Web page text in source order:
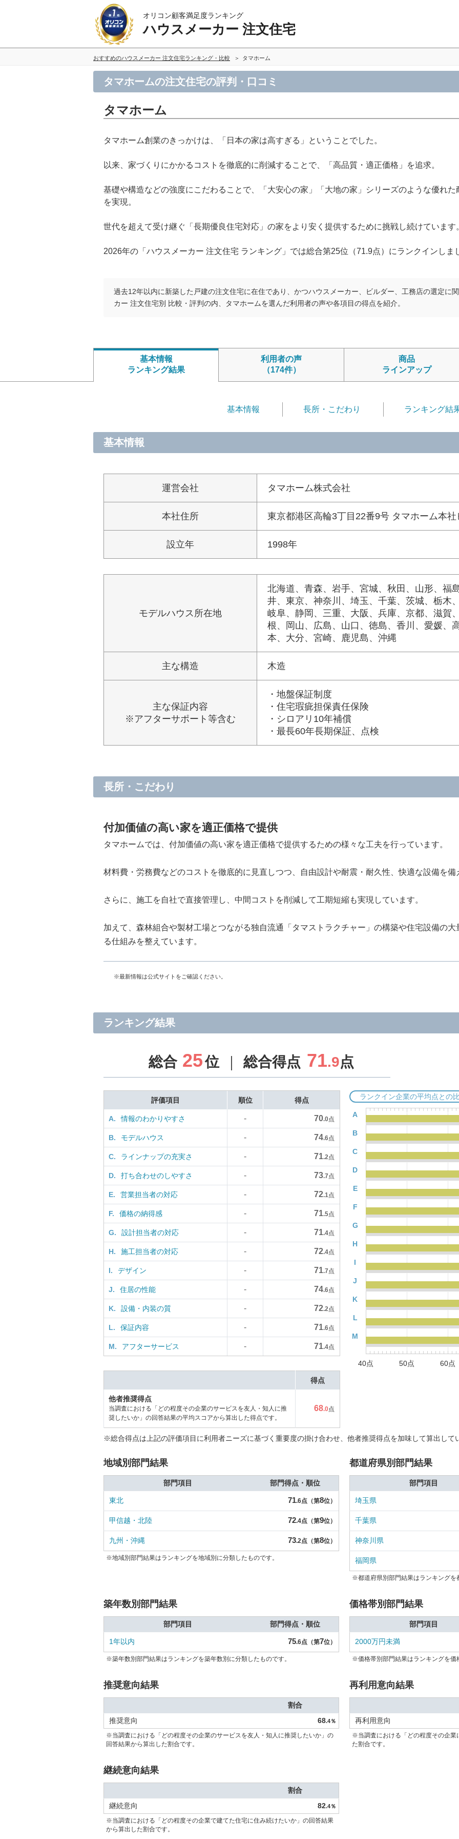
オリコン顧客満足度ランキング
ハウスメーカー 注文住宅
おすすめのハウスメーカー 注文住宅ランキング・比較 タマホーム
タマホームの注文住宅の評判・口コミ
タマホーム
タマホーム創業のきっかけは、「日本の家は高すぎる」ということでした。
以来、家づくりにかかるコストを徹底的に削減することで、「高品質・適正価格」を追求。
基礎や構造などの強度にこだわることで、「大安心の家」「大地の家」シリーズのような優れた
を実現。
世代を超えて受け継ぐ「長期優良住宅対応」の家をより安く提供するために挑戦し続けています
2026年の「ハウスメーカー 注文住宅 ランキング」では総合第25位（71.9点）にランクインしま
過去12年以内に新築した戸建の注文住宅に在住であり、かつハウスメーカー、ビルダー、工務店の選定に
カー 注文住宅別 比較・評判の内、タマホームを選んだ利用者の声や各項目の得点を紹介。
基本情報
ランキング結果
利用者の声
（174件）
商品
ラインアップ
基本情報 長所・こだわり ランキング結
基本情報
運営会社 タマホーム株式会社
本社住所 東京都港区高輪3丁目22番9号 タマホーム本社
設立年 1998年
モデルハウス所在地
北海道、青森、岩手、宮城、秋田、山形、福
井、東京、神奈川、埼玉、千葉、茨城、栃木
岐阜、静岡、三重、大阪、兵庫、京都、滋賀
根、岡山、広島、山口、徳島、香川、愛媛、
本、大分、宮崎、鹿児島、沖縄
主な構造 木造
主な保証内容
※アフターサポート等含む
・地盤保証制度
・住宅瑕疵担保責任保険
・シロアリ10年補償
・最長60年長期保証、点検
長所・こだわり
付加価値の高い家を適正価格で提供
タマホームでは、付加価値の高い家を適正価格で提供するための様々な工夫を行っています。
材料費・労務費などのコストを徹底的に見直しつつ、自由設計や耐震・耐久性、快適な設備を備
さらに、施工を自社で直接管理し、中間コストを削減して工期短縮も実現しています。
加えて、森林組合や製材工場とつながる独自流通「タマストラクチャー」の構築や住宅設備の大
る仕組みを整えています。
※最新情報は公式サイトをご確認ください。
ランキング結果
総合 25位 総合得点 71.9点
評価項目 順位 得点
A. 情報のわかりやすさ - 70.0点
B. モデルハウス - 74.6点
C. ラインナップの充実さ - 71.2点
D. 打ち合わせのしやすさ - 73.7点
E. 営業担当者の対応 - 72.1点
F. 価格の納得感 - 71.5点
G. 設計担当者の対応 - 71.4点
H. 施工担当者の対応 - 72.4点
I. デザイン - 71.7点
J. 住居の性能 - 74.6点
K. 設備・内装の質 - 72.2点
L. 保証内容 - 71.6点
M. アフターサービス - 71.4点
ランクイン企業の平均点との
A
B
C
D
E
F
G
H
I
J
K
L
M
40点 50点 60点
得点
他者推奨得点
当調査における「どの程度その企業のサービスを友人・知人に推
奨したいか」の回答結果の平均スコアから算出した得点です。
68.0点
※総合得点は上記の評価項目に利用者ニーズに基づく重要度の掛け合わせ、他者推奨得点を加味して算出して
地域別部門結果
部門項目 部門得点・順位
東北 71.6点（第8位）
甲信越・北陸 72.4点（第9位）
九州・沖縄 73.2点（第8位）
※地域別部門結果はランキングを地域別に分類したものです。
都道府県別部門結果
部門項目
埼玉県
千葉県
神奈川県
福岡県
※都道府県別部門結果はランキングを
築年数別部門結果
部門項目 部門得点・順位
1年以内 75.6点（第7位）
※築年数別部門結果はランキングを築年数別に分類したものです。
価格帯別部門結果
部門項目
2000万円未満
※価格帯別部門結果はランキングを価
推奨意向結果
割合
推奨意向
68.4％
※当調査における「どの程度その企業のサービスを友人・知人に推奨したいか」の
回答結果から算出した割合です。
再利用意向結果
再利用意向
※当調査における「どの程度その企業
た割合です。
継続意向結果
割合
継続意向
82.4％
※当調査における「どの程度その企業で建てた住宅に住み続けたいか」の回答結果
から算出した割合です。